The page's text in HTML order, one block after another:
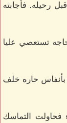
رحيله. فأجابته
تستعصي عليا
بأنفاس حاره خلف
فحاولت التماسك